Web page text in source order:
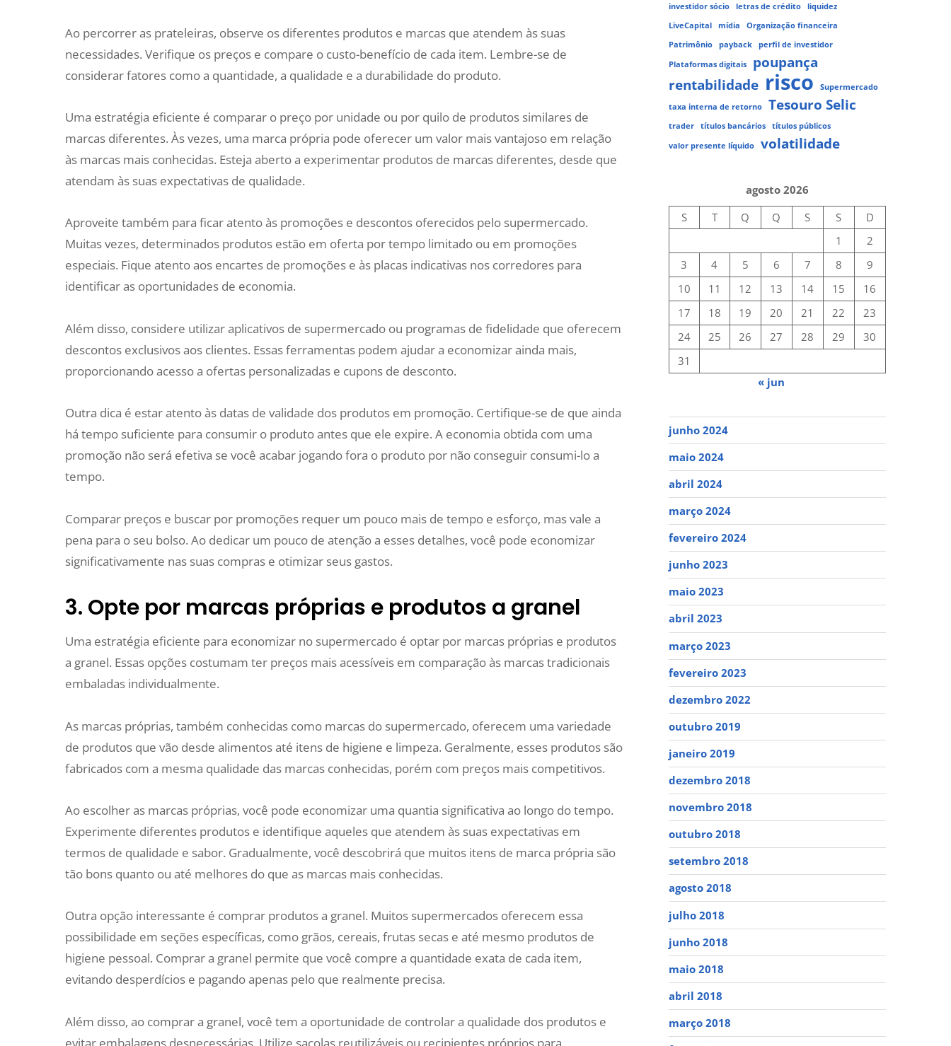
Ao percorrer as prateleiras, observe os diferentes produtos e marcas que atendem às suas
necessidades. Verifique os preços e compare o custo-benefício de cada item. Lembre-se de
considerar fatores como a quantidade, a qualidade e a durabilidade do produto.
Uma estratégia eficiente é comparar o preço por unidade ou por quilo de produtos similares de
marcas diferentes. Às vezes, uma marca própria pode oferecer um valor mais vantajoso em relação
às marcas mais conhecidas. Esteja aberto a experimentar produtos de marcas diferentes, desde que
atendam às suas expectativas de qualidade.
Aproveite também para ficar atento às promoções e descontos oferecidos pelo supermercado.
Muitas vezes, determinados produtos estão em oferta por tempo limitado ou em promoções
especiais. Fique atento aos encartes de promoções e às placas indicativas nos corredores para
identificar as oportunidades de economia.
Além disso, considere utilizar aplicativos de supermercado ou programas de fidelidade que oferecem
descontos exclusivos aos clientes. Essas ferramentas podem ajudar a economizar ainda mais,
proporcionando acesso a ofertas personalizadas e cupons de desconto.
Outra dica é estar atento às datas de validade dos produtos em promoção. Certifique-se de que ainda
há tempo suficiente para consumir o produto antes que ele expire. A economia obtida com uma
promoção não será efetiva se você acabar jogando fora o produto por não conseguir consumi-lo a
tempo.
Comparar preços e buscar por promoções requer um pouco mais de tempo e esforço, mas vale a
pena para o seu bolso. Ao dedicar um pouco de atenção a esses detalhes, você pode economizar
significativamente nas suas compras e otimizar seus gastos.
3. Opte por marcas próprias e produtos a granel
Uma estratégia eficiente para economizar no supermercado é optar por marcas próprias e produtos
a granel. Essas opções costumam ter preços mais acessíveis em comparação às marcas tradicionais
embaladas individualmente.
As marcas próprias, também conhecidas como marcas do supermercado, oferecem uma variedade
de produtos que vão desde alimentos até itens de higiene e limpeza. Geralmente, esses produtos são
fabricados com a mesma qualidade das marcas conhecidas, porém com preços mais competitivos.
Ao escolher as marcas próprias, você pode economizar uma quantia significativa ao longo do tempo.
Experimente diferentes produtos e identifique aqueles que atendem às suas expectativas em
termos de qualidade e sabor. Gradualmente, você descobrirá que muitos itens de marca própria são
tão bons quanto ou até melhores do que as marcas mais conhecidas.
Outra opção interessante é comprar produtos a granel. Muitos supermercados oferecem essa
possibilidade em seções específicas, como grãos, cereais, frutas secas e até mesmo produtos de
higiene pessoal. Comprar a granel permite que você compre a quantidade exata de cada item,
evitando desperdícios e pagando apenas pelo que realmente precisa.
Além disso, ao comprar a granel, você tem a oportunidade de controlar a qualidade dos produtos e
evitar embalagens desnecessárias. Utilize sacolas reutilizáveis ou recipientes próprios para
investidor sócio
letras de crédito
liquidez
LiveCapital
mídia
Organização financeira
Patrimônio
payback
perfil de investidor
Plataformas digitais
poupança
rentabilidade risco
Supermercado
taxa interna de retorno
Tesouro Selic
trader títulos bancários
títulos públicos
valor presente líquido
volatilidade
agosto 2026
S
T Q Q S S
D
1
2
3
4 5 6 7 8
9
10
11 12 13 14 15
16
17
18 19 20 21 22
23
24
25 26 27 28 29
30
31
« jun
junho 2024
maio 2024
abril 2024
março 2024
fevereiro 2024
junho 2023
maio 2023
abril 2023
março 2023
fevereiro 2023
dezembro 2022
outubro 2019
janeiro 2019
dezembro 2018
novembro 2018
outubro 2018
setembro 2018
agosto 2018
julho 2018
junho 2018
maio 2018
abril 2018
março 2018